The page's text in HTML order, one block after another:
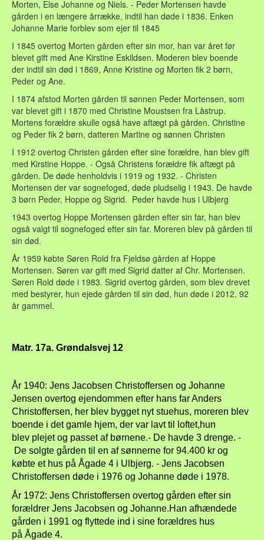
Morten, Else Johanne og Niels. - Peder Mortensen havde
gården i en længere årrække, indtil han døde i 1836. Enken
Johanne Marie forblev som ejer til 1845
I 1845 overtog Morten gården efter sin mor, han var året før
blevet gift med Ane Kirstine Eskildsen. Moderen blev boende
der indtil sin død i 1869, Anne Kristine og Morten fik 2 børn,
Peder og Ane.
I 1874 afstod Morten gården til sønnen Peder Mortensen, som
var blevet gift i 1870 med Christine Moustsen fra Låstrup.
Mortens forældre skulle også have aftægt på gården. Christine
og Peder fik 2 børn, datteren Martine og sønnen Christen
I 1912 overtog Christen gården efter sine forældre, han blev gift
med Kirstine Hoppe. - Også Christens forældre fik aftægt på
gården. De døde henholdvis i 1919 og 1932. - Christen
Mortensen der var sognefoged, døde pludselig i 1943. De havde
3 børn Peder, Hoppe og Sigrid. Peder havde hus i Ulbjerg
1943 overtog Hoppe Mortensen gården efter sin far, han blev
også valgt til sognefoged efter sin far. Moreren blev på gården til
sin død.
År 1959 købte Søren Rold fra Fjeldsø gården af Hoppe
Mortensen. Søren var gift med Sigrid datter af Chr. Mortensen.
Søren Rold døde i 1983. Sigrid overtog gården, som blev drevet
med bestyrer, hun ejede gården til sin død, hun døde i 2012, 92
år gammel.
Matr. 17a. Grøndalsvej 12
År 1940: Jens Jacobsen Christoffersen og Johanne
Jensen overtog ejendommen efter hans far Anders
Christoffersen, her blev bygget nyt stuehus, moreren blev
boende i det gamle hjem, der var lavt til loftet,hun
blev plejet og passet af børnene.- De havde 3 drenge. -
De solgte gården til en af sønnerne for 94.400 kr og
købte et hus på Ågade 4 i Ulbjerg. - Jens Jacobsen
Christoffersen døde i 1976 og Johanne døde i 1978.
År 1972: Jens Christoffersen overtog gården efter sin
forældrer Jens Jacobsen og Johanne.Han afhændede
gården i 1991 og flyttede ind i sine forældres hus
på Ågade 4.